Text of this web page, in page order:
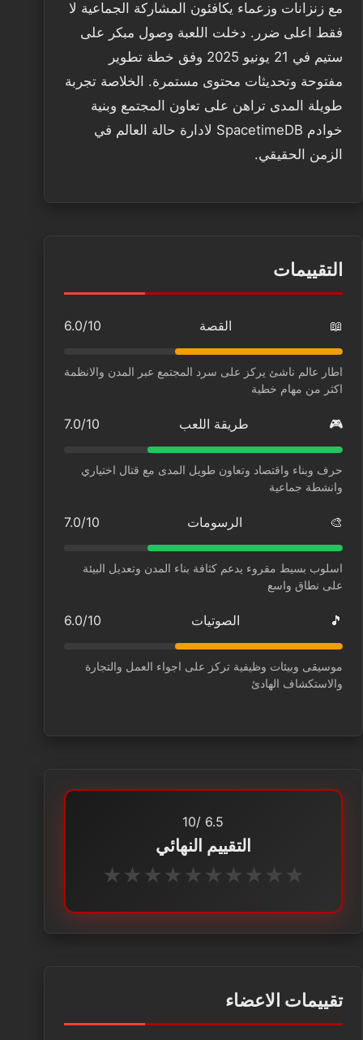
مع زنزانات وزعماء يكافئون المشاركة الجماعية لا
فقط اعلى ضرر. دخلت اللعبة وصول مبكر على
ستيم في 21 يونيو 2025 وفق خطة تطوير
مفتوحة وتحديثات محتوى مستمرة. الخلاصة تجربة
طويلة المدى تراهن على تعاون المجتمع وبنية
خوادم SpacetimeDB لادارة حالة العالم في
الزمن الحقيقي.
التقييمات
📖 القصة 6.0/10
اطار عالم ناشئ يركز على سرد المجتمع عبر المدن والانظمة
اكثر من مهام خطية
🎮 طريقة اللعب 7.0/10
حرف وبناء واقتصاد وتعاون طويل المدى مع قتال اختياري
وانشطة جماعية
🎨 الرسومات 7.0/10
اسلوب بسيط مقروء يدعم كثافة بناء المدن وتعديل البيئة
على نطاق واسع
🎵 الصوتيات 6.0/10
موسيقى وبيئات وظيفية تركز على اجواء العمل والتجارة
والاستكشاف الهادئ
6.5
/10
التقييم النهائي
★
★
★
★
★
★
★
★
★
★
تقييمات الاعضاء